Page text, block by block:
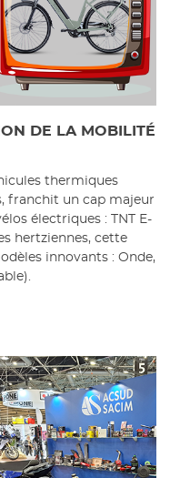
DE LA MOBILITÉ
thermiques
franchit un cap majeur
électriques : TNT E-
hertziennes, cette
innovants : Onde,